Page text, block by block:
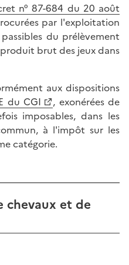
n° 87-684 du 20 août
par l'exploitation
du prélèvement
brut des jeux dans
aux dispositions
du CGI
, exonérées de
imposables, dans les
à l'impôt sur les
catégorie.
chevaux et de